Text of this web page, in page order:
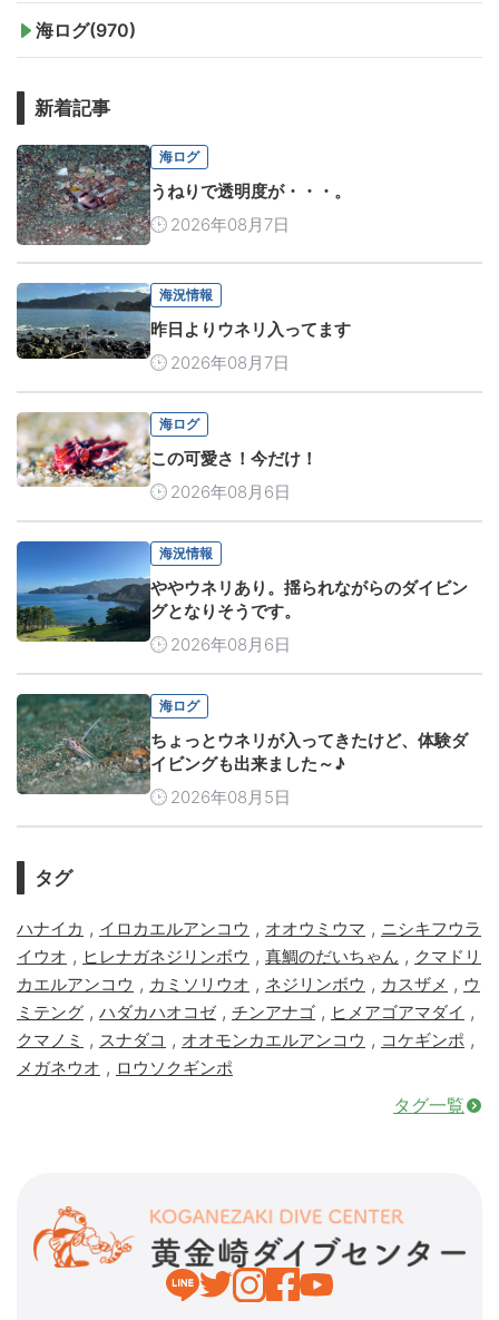
海ログ(970)
新着記事
海ログ
うねりで透明度が・・・。
2026年08月7日
海況情報
昨日よりウネリ入ってます
2026年08月7日
海ログ
この可愛さ！今だけ！
2026年08月6日
海況情報
ややウネリあり。揺られながらのダイビン
グとなりそうです。
2026年08月6日
海ログ
ちょっとウネリが入ってきたけど、体験ダ
イビングも出来ました～♪
2026年08月5日
タグ
ハナイカ , イロカエルアンコウ , オオウミウマ , ニシキフウラ
イウオ , ヒレナガネジリンボウ , 真鯛のだいちゃん , クマドリ
カエルアンコウ , カミソリウオ , ネジリンボウ , カスザメ , ウ
ミテング , ハダカハオコゼ, チンアナゴ , ヒメアゴアマダイ ,
クマノミ , スナダコ , オオモンカエルアンコウ , コケギンポ ,
メガネウオ , ロウソクギンポ
タグ一覧